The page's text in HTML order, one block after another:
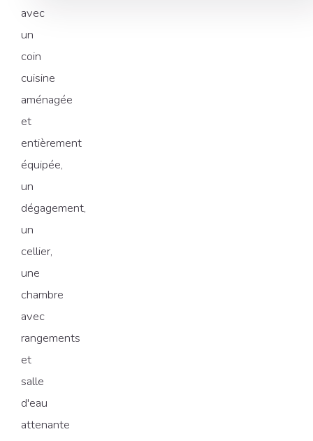
avec
un
coin
cuisine
aménagée
et
entièrement
équipée,
un
dégagement,
un
cellier,
une
chambre
avec
rangements
et
salle
d'eau
attenante